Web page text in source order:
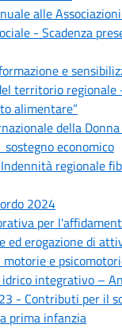
alle
- Scadenza
e
territorio regionale
alimentare”
della
economico
regionale
2024
per
ed erogazione di
e
idrico integrativo –
- Contributi per il
prima infanzia